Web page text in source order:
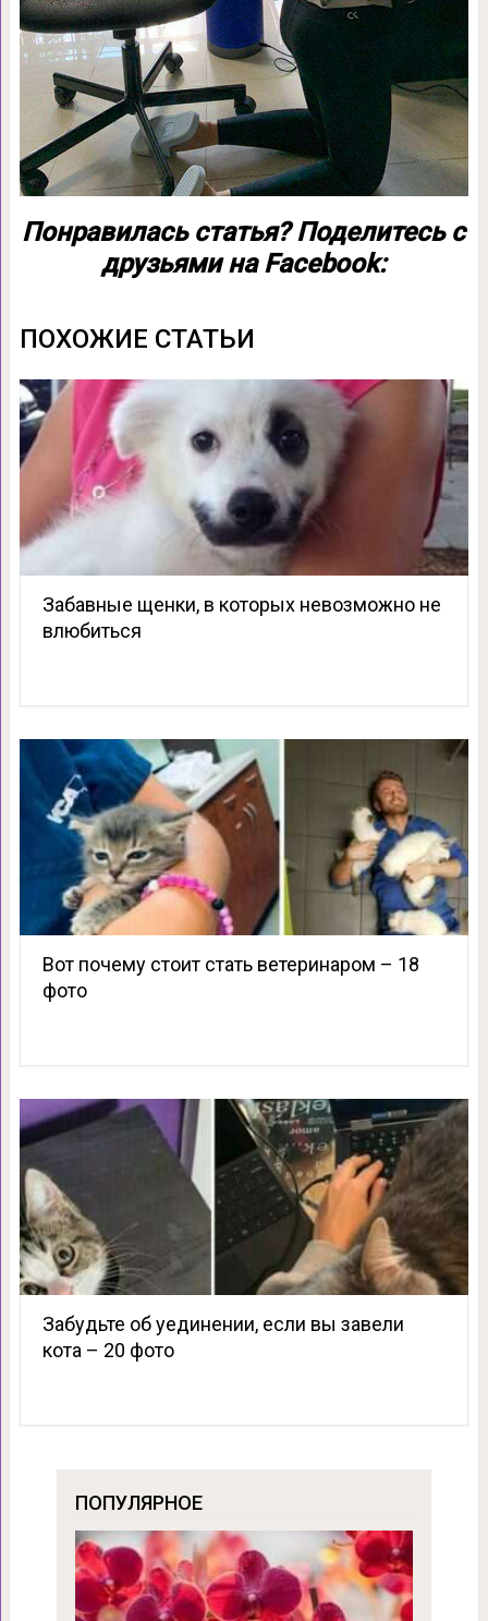
Понравилась статья? Поделитесь с
друзьями на Facebook:
ПОХОЖИЕ СТАТЬИ
Забавные щенки, в которых невозможно не
влюбиться
Вот почему стоит стать ветеринаром – 18
фото
Забудьте об уединении, если вы завели
кота – 20 фото
ПОПУЛЯРНОЕ